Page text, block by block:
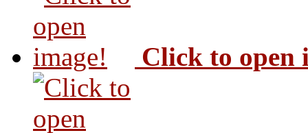
Click to open